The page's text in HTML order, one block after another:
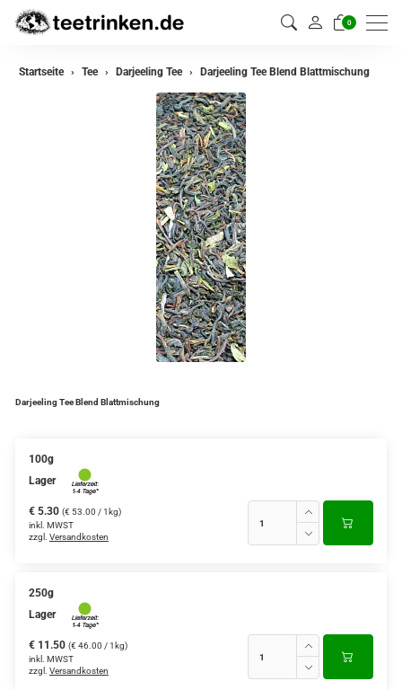
0
zurück
Teemischungen
Rooibos Tee
Aromatisierter Grüntee
Früchtetee
Startseite Tee Darjeeling Tee Darjeeling Tee Blend Blattmischung
Darjeeling Tee Blend Blattmischung
100g
Lager
€ 5.30 (€ 53.00 / 1kg)
inkl. MWST
zzgl. Versandkosten
250g
Lager
€ 11.50 (€ 46.00 / 1kg)
inkl. MWST
zzgl. Versandkosten